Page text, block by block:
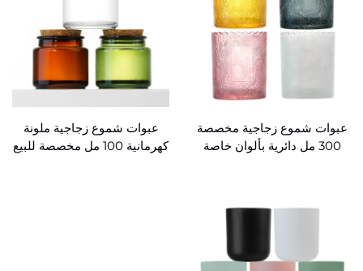
عبوات شموع زجاجية مخصصة
300 مل دائرية بألوان خاصة
عبوات شموع زجاجية ملونة
كهرمانية 100 مل مخصصة للبيع